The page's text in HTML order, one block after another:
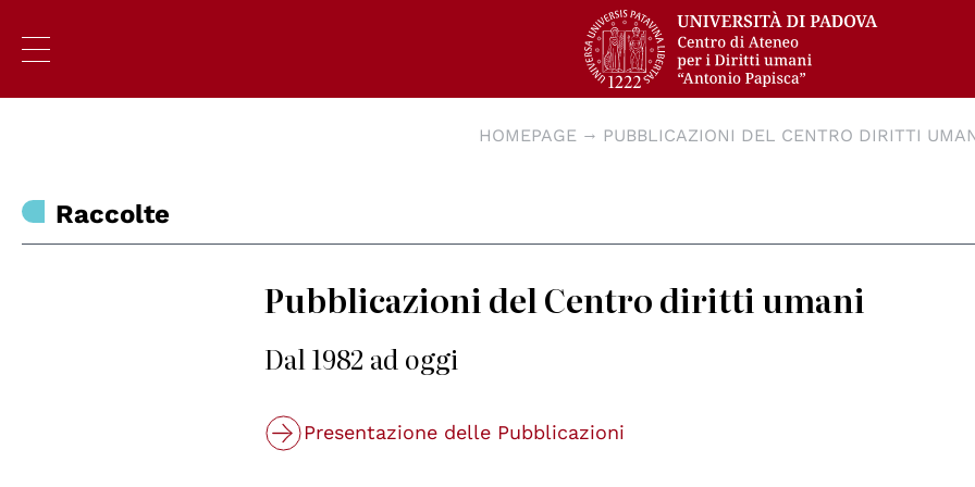
HOMEPAGE PUBBLICAZIONI DEL CENTRO DIRITTI
Raccolte
Pubblicazioni del Centro diritti umani
Dal 1982 ad oggi
Presentazione delle Pubblicazioni